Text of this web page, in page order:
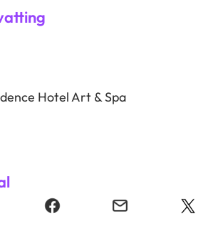
Hotel Art & Spa